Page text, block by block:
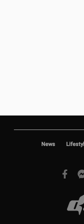
News